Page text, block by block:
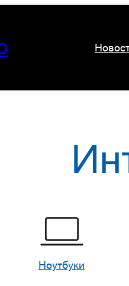
Ноутбуки